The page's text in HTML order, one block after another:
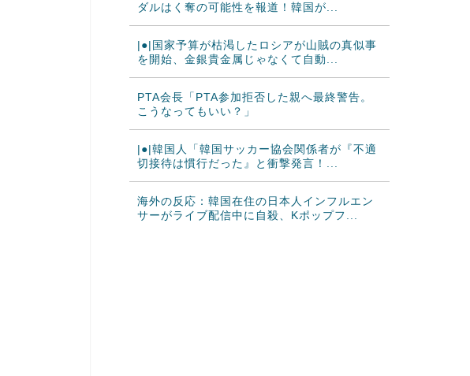
ダルはく奪の可能性を報道！韓国が...
|●|国家予算が枯渇したロシアが山賊の真似事
を開始、金銀貴金属じゃなくて自動...
PTA会長「PTA参加拒否した親へ最終警告。
こうなってもいい？」
|●|韓国人「韓国サッカー協会関係者が『不適
切接待は慣行だった』と衝撃発言！...
海外の反応：韓国在住の日本人インフルエン
サーがライブ配信中に自殺、Kポップフ...